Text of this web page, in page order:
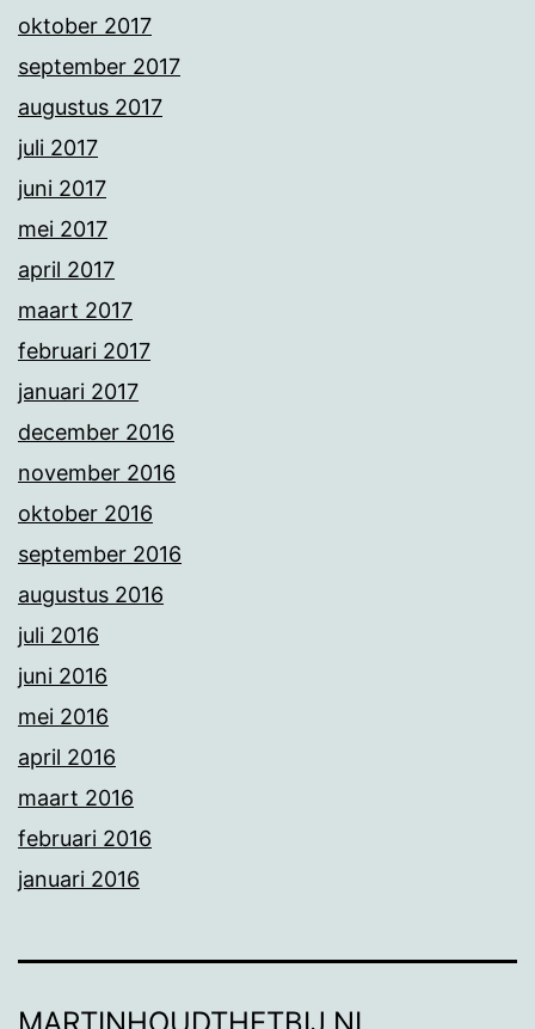
oktober 2017
september 2017
augustus 2017
juli 2017
juni 2017
mei 2017
april 2017
maart 2017
februari 2017
januari 2017
december 2016
november 2016
oktober 2016
september 2016
augustus 2016
juli 2016
juni 2016
mei 2016
april 2016
maart 2016
februari 2016
januari 2016